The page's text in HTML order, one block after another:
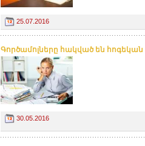
25.07.2016
Գործամոլները հակված են հոգեկան
30.05.2016